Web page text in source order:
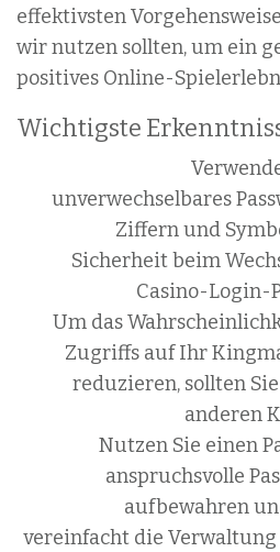
effektivsten
wir nutzen sollten, um ein
positives Online-
Wichtigste
unverwechselbares
Ziffern und
Sicherheit beim
Casino-Login-
Um das
Zugriffs auf Ihr
reduzieren, sollten
anderen
Nutzen Sie einen
anspruchsvolle
aufbewahren
vereinfacht die